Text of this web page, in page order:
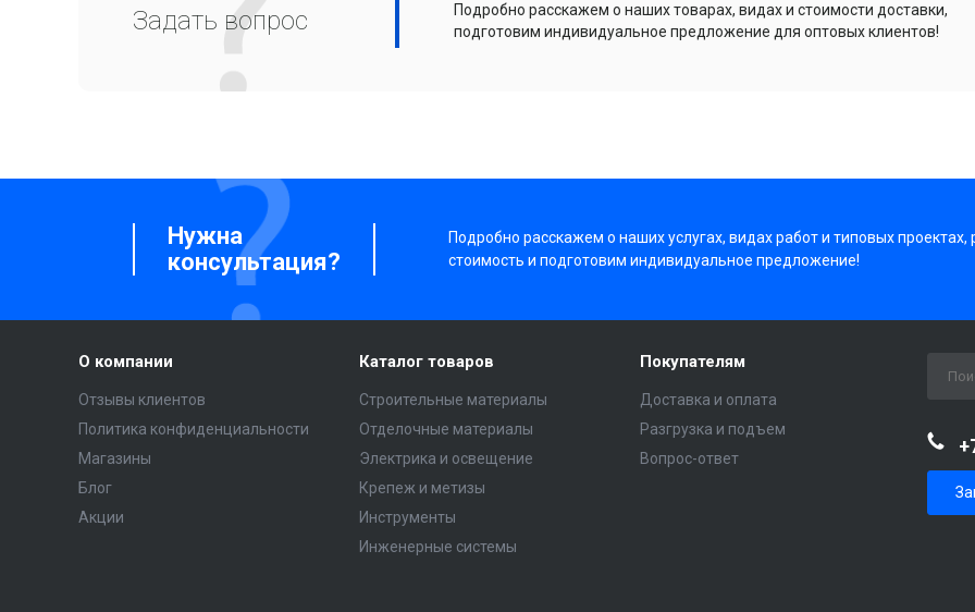
Задать вопрос
Подробно расскажем о наших товарах, видах и стоимости доставки,
подготовим индивидуальное предложение для оптовых клиентов!
Нужна
консультация?
Подробно расскажем о наших услугах, видах работ и типовых проектах,
стоимость и подготовим индивидуальное предложение!
О компании
Отзывы клиентов
Политика конфиденциальности
Магазины
Блог
Акции
Каталог товаров
Строительные материалы
Отделочные материалы
Электрика и освещение
Крепеж и метизы
Инструменты
Инженерные системы
Покупателям
Доставка и оплата
Разгрузка и подъем
Вопрос-ответ